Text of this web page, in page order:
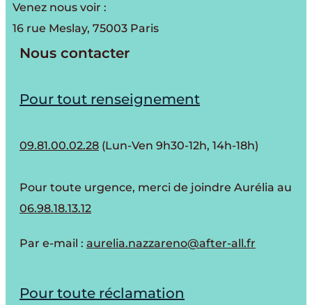
Venez nous voir :
16 rue Meslay, 75003 Paris
Nous contacter
Pour tout renseignement
09.81.00.02.28 (Lun-Ven 9h30-12h, 14h-18h)
Pour toute urgence, merci de joindre Aurélia au
06.98.18.13.12
Par e-mail : aurelia.nazzareno@after-all.fr
Pour toute réclamation